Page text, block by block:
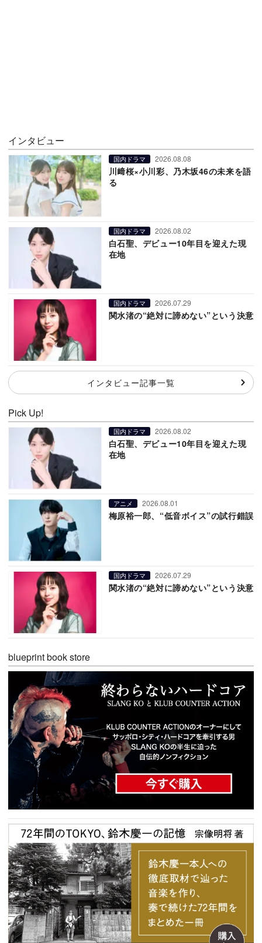
インタビュー
国内ドラマ 2026.08.08
川﨑桜×小川彩、乃木坂46の未来を語
る
国内ドラマ 2026.08.02
白石聖、デビュー10年目を迎えた現
在地
国内ドラマ 2026.07.29
関水渚の“絶対に諦めない”という決意
インタビュー記事一覧
Pick Up!
国内ドラマ 2026.08.02
白石聖、デビュー10年目を迎えた現
在地
アニメ 2026.08.01
梅原裕一郎、“低音ボイス”の試行錯誤
国内ドラマ 2026.07.29
関水渚の“絶対に諦めない”という決意
blueprint book store